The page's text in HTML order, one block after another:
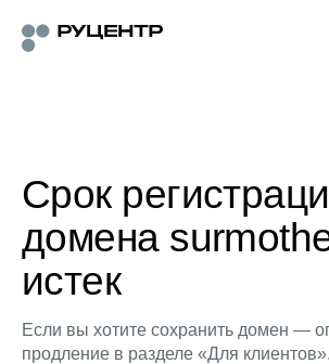
Срок
домена
истек
Если вы хотите сохранить домен —
продление в разделе «Для клиентов».